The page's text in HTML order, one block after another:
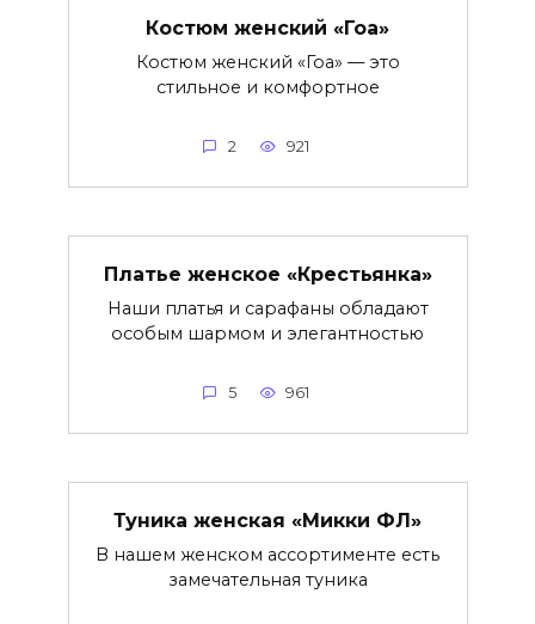
Костюм женский «Гоа»
Костюм женский «Гоа» — это
стильное и комфортное
2 921
Платье женское «Крестьянка»
Наши платья и сарафаны обладают
особым шармом и элегантностью
5 961
Туника женская «Микки ФЛ»
В нашем женском ассортименте есть
замечательная туника